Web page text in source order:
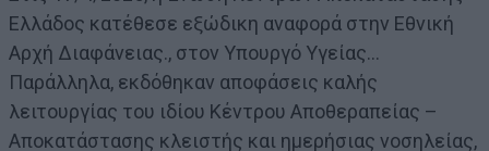
Ελλάδος κατέθεσε εξώδικη αναφορά στην Εθνική
Αρχή Διαφάνειας., στον Υπουργό Υγείας…
Παράλληλα, εκδόθηκαν αποφάσεις καλής
λειτουργίας του ιδίου Κέντρου Αποθεραπείας –
Αποκατάστασης κλειστής και ημερήσιας νοσηλείας,